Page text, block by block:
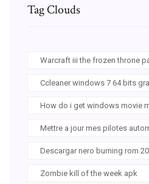
Tag Clouds
Warcraft iii the frozen throne
Ccleaner windows 7 64 bits
How do i get windows movie
Mettre a jour mes pilotes
Descargar nero burning rom
Zombie kill of the week apk